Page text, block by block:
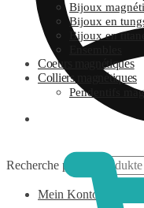
Recherche pour :
Mein Konto
Bijoux
Bijoux en
Bijoux en titane
Ensembles
Coeurs magnétiques
Colliers magnétiques
Pendentifs